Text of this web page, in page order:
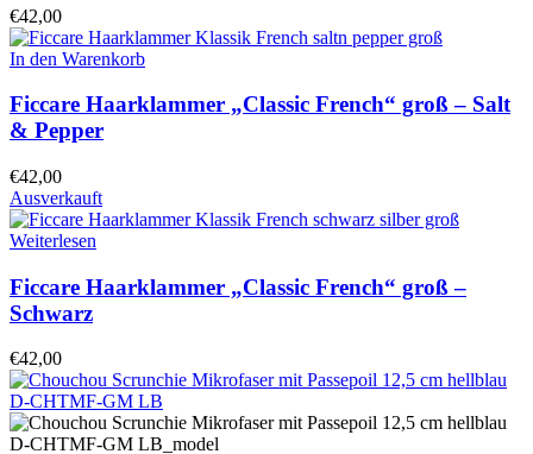
€42,00
In den Warenkorb
Ficcare Haarklammer „Classic French“ groß – Salt
& Pepper
€42,00
Ausverkauft
Weiterlesen
Ficcare Haarklammer „Classic French“ groß –
Schwarz
€42,00